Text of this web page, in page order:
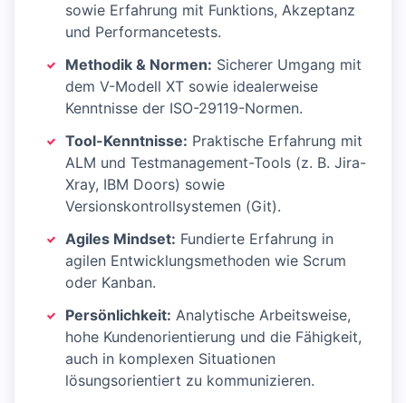
sowie Erfahrung mit Funktions, Akzeptanz
und Performancetests.
Methodik & Normen: Sicherer Umgang mit
dem V-Modell XT sowie idealerweise
Kenntnisse der ISO-29119-Normen.
Tool-Kenntnisse: Praktische Erfahrung mit
ALM und Testmanagement-Tools (z. B. Jira-
Xray, IBM Doors) sowie
Versionskontrollsystemen (Git).
Agiles Mindset: Fundierte Erfahrung in
agilen Entwicklungsmethoden wie Scrum
oder Kanban.
Persönlichkeit: Analytische Arbeitsweise,
hohe Kundenorientierung und die Fähigkeit,
auch in komplexen Situationen
lösungsorientiert zu kommunizieren.